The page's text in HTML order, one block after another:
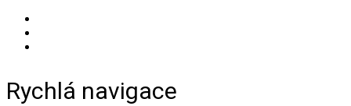
Rychlá navigace